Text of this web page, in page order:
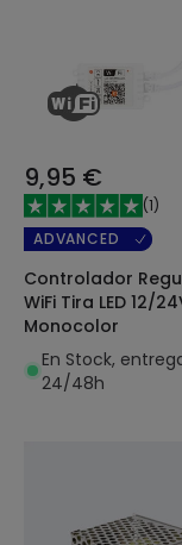
9,95 €
(1)
ADVANCED
Controlador
WiFi Tira LED 12/
Monocolor
En Stock,
24/48h